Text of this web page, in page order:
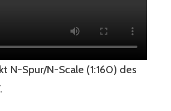
N-Spur/N-Scale (1:160) des